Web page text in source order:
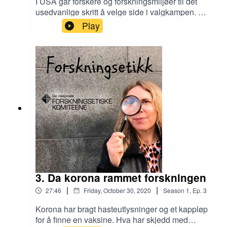
usedvanlige skritt å velge side i valgkampen. De
er lei av Trumps bruk og misbruk av vitenskap og
forskning, ikke minst som følge av hans
håndtering av korona-krisen. - Jeg har aldri
opplevd noe lignende, sier Forskning.no-redaktør
Nina Kristiansen. Professor Ole Andreas Engen
jobber med samfunnssikkerhet og risikostyring.
Han forklarer hvorfor han mener myndighetene i
Norge har valgt og fulgt en god strategi for
formidling av usikker kunnskap det siste halvåret.
Play
3. Da korona rammet forskningen
27:46 | Friday, October 30, 2020 | Season 1, Ep. 3
Korona har bragt hasteutlysninger og et kappløp
for å finne en vaksine. Hva har skjedd med